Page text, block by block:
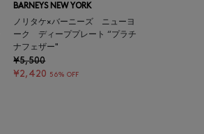
BARNEYS NEW YORK
ノリタケ×バーニーズ ニューヨ
ーク ディーププレート “プラチ
ナフェザー"
¥5,500
¥2,420 56% OFF